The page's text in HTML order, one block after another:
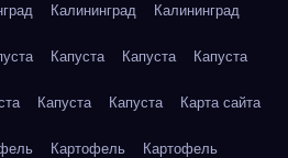
Калининград Калининград
Капуста Капуста Капуста
Капуста Капуста Карта сайта
Картофель Картофель